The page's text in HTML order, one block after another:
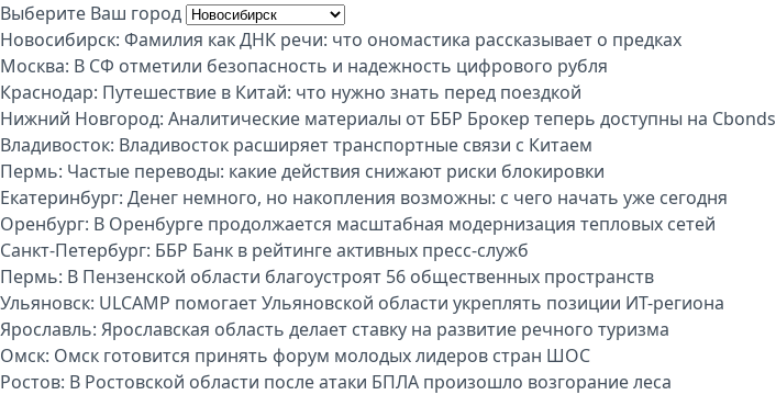
Выберите Ваш город
Новосибирск: Фамилия как ДНК речи: что ономастика рассказывает о предках
Москва: В СФ отметили безопасность и надежность цифрового рубля
Краснодар: Путешествие в Китай: что нужно знать перед поездкой
Нижний Новгород: Аналитические материалы от ББР Брокер теперь доступны на Cbonds
Владивосток: Владивосток расширяет транспортные связи с Китаем
Пермь: Частые переводы: какие действия снижают риски блокировки
Екатеринбург: Денег немного, но накопления возможны: с чего начать уже сегодня
Оренбург: В Оренбурге продолжается масштабная модернизация тепловых сетей
Санкт-Петербург: ББР Банк в рейтинге активных пресс-служб
Пермь: В Пензенской области благоустроят 56 общественных пространств
Ульяновск: ULCAMP помогает Ульяновской области укреплять позиции ИТ-региона
Ярославль: Ярославская область делает ставку на развитие речного туризма
Омск: Омск готовится принять форум молодых лидеров стран ШОС
Ростов: В Ростовской области после атаки БПЛА произошло возгорание леса